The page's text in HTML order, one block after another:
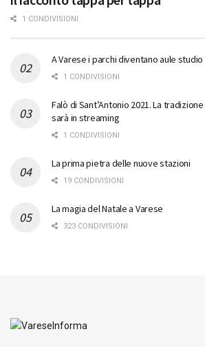
1 CONDIVISIONI
A Varese i parchi diventano aule studio
1 CONDIVISIONI
Falò di Sant’Antonio 2021. La
sarà in streaming
1 CONDIVISIONI
La prima pietra delle nuove stazioni
19 CONDIVISIONI
La magia del Natale a Varese
323 CONDIVISIONI